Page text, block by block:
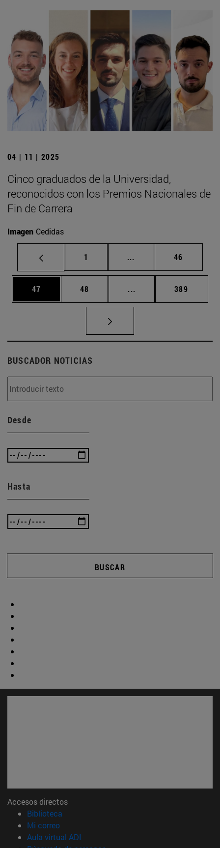
04 | 11 | 2025
Cinco graduados de la Universidad,
reconocidos con los Premios Nacionales de
Fin de Carrera
Imagen Cedidas
Página
1 ... Páginas intermedias
Página
46
Página
47 Página
48 ... Páginas intermedias
Página
389
BUSCADOR NOTICIAS
Desde
Hasta
BUSCAR
Accesos directos
Biblioteca
Mi correo(abre en nueva ventana)
Aula virtual ADI